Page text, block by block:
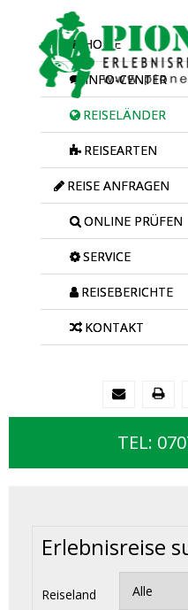
HOME
INFO-CENTER
REISELÄNDER
REISEARTEN
REISE ANFRAGEN
ONLINE PRÜFEN
SERVICE
REISEBERICHTE
KONTAKT
TEL:
Erlebnisreise
Reiseland